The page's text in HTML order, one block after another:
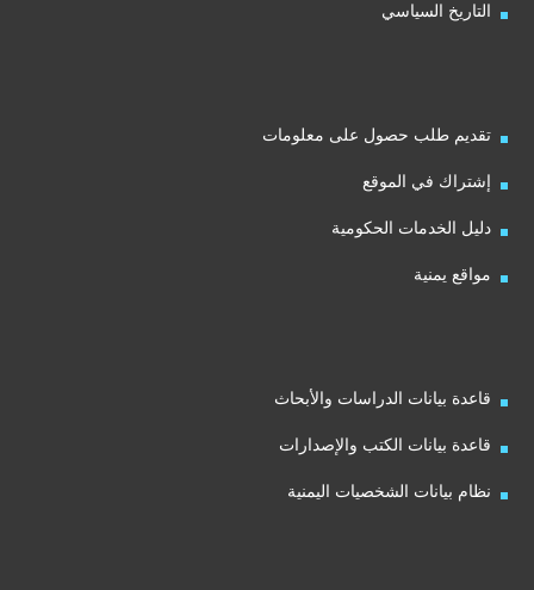
التاريخ السياسي
تقديم طلب حصول على معلومات
إشتراك في الموقع
دليل الخدمات الحكومية
مواقع يمنية
قاعدة بيانات الدراسات والأبحاث
قاعدة بيانات الكتب والإصدارات
نظام بيانات الشخصيات اليمنية